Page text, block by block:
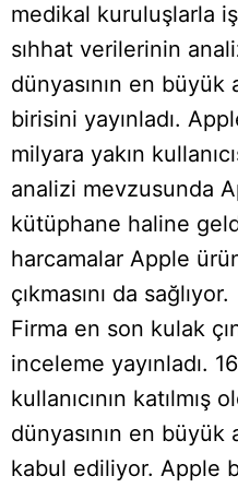
medikal kuruluşlarla
sıhhat verilerinin
dünyasının en büyük
birisini yayınladı.
milyara yakın
analizi mevzusunda
kütüphane haline
harcamalar Apple
çıkmasını da sağlıyor.
Firma en son kulak
inceleme yayınladı.
kullanıcının katılmış
dünyasının en büyük
kabul ediliyor. Apple